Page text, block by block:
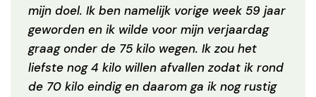
mijn doel. Ik ben namelijk vorige week 59 jaar
geworden en ik wilde voor mijn verjaardag
graag onder de 75 kilo wegen. Ik zou het
liefste nog 4 kilo willen afvallen zodat ik rond
de 70 kilo eindig en daarom ga ik nog rustig